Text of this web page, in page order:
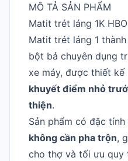
MÔ TẢ SẢN PHẨM
Matit trét láng 1K
Matit trét láng 1
bột bả chuyên dụng
xe máy, được thiết kế
khuyết điểm nhỏ
thiện.
Sản phẩm có đặc tính
không cần pha trộn,
cho thợ và tối ưu quy